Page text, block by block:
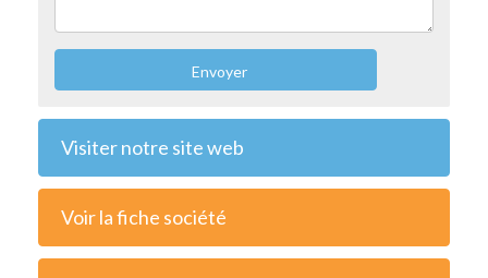
Envoyer
Visiter notre site web
Voir la fiche société